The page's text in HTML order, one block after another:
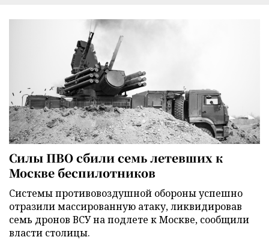
Силы ПВО сбили семь летевших к
Москве беспилотников
Cистемы противовоздушной обороны успешно
отразили массированную атаку, ликвидировав
семь дронов ВСУ на подлете к Москве, сообщили
власти столицы.